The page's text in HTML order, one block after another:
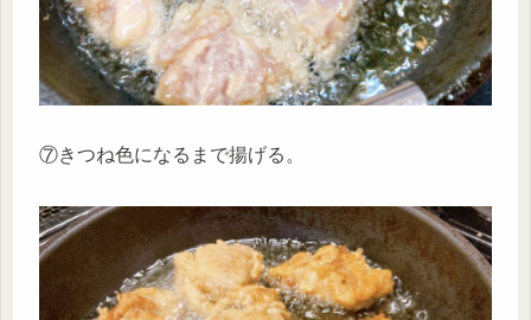
⑦きつね色になるまで揚げる。